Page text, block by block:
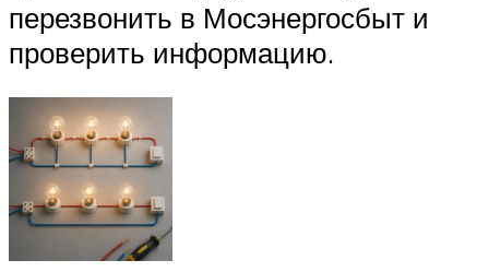
перезвонить в Мосэнергосбыт и
проверить информацию.